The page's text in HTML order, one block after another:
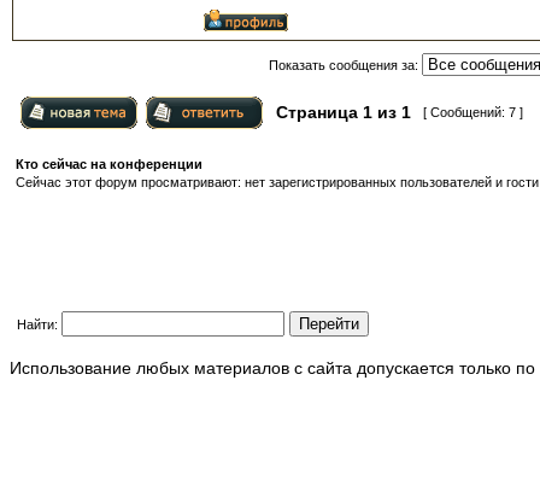
Показать сообщения за:
Страница 1 из 1 [ Сообщений: 7 ]
Кто сейчас на конференции
Сейчас этот форум просматривают: нет зарегистрированных пользователей и
Найти:
Использование любых материалов с сайта допускается только